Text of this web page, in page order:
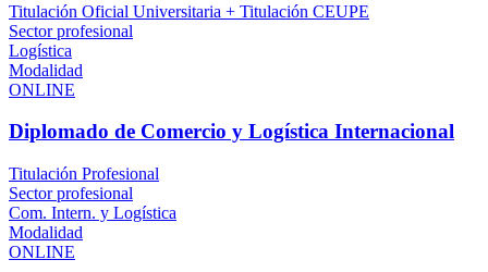
Titulación Oficial Universitaria + Titulación CEUPE
Sector profesional
Logística
Modalidad
ONLINE
Diplomado de Comercio y Logística Internacional
Titulación Profesional
Sector profesional
Com. Intern. y Logística
Modalidad
ONLINE